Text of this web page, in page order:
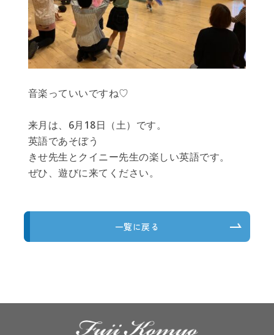
音楽っていいですね♡
来月は、6月18日（土）です。
英語であそぼう
きせ先生とクイニー先生の楽しい英語です。
ぜひ、遊びに来てください。
一覧に戻る